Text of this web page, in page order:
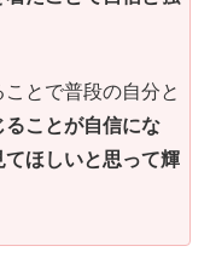
とで普段の自分と
ことが自信にな
てほしいと思って輝